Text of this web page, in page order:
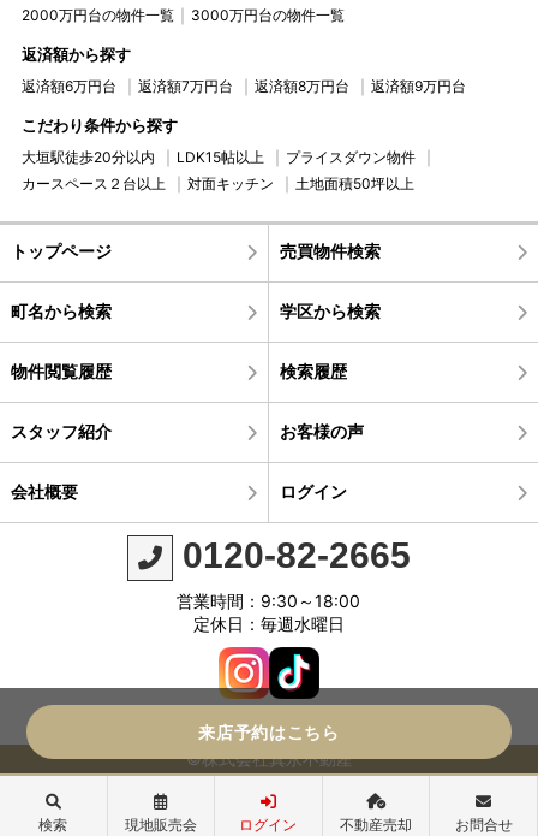
2000万円台の物件一覧
3000万円台の物件一覧
返済額から探す
返済額6万円台 返済額7万円台 返済額8万円台 返済額9万円台
こだわり条件から探す
大垣駅徒歩20分以内 LDK15帖以上
プライスダウン物件
カースペース２台以上
対面キッチン 土地面積50坪以上
トップページ 売買物件検索
町名から検索 学区から検索
物件閲覧履歴 検索履歴
スタッフ紹介 お客様の声
会社概要 ログイン
0120-82-2665
営業時間：9:30～18:00
定休日：毎週水曜日
©株式会社真永不動産
来店予約はこちら
検索 現地販売会 ログイン 不動産売却 お問合せ